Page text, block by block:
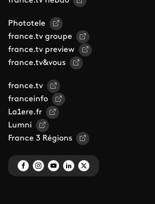
Phototele
france.tv groupe
france.tv preview
france.tv&vous
france.tv
franceinfo
La1ere.fr
Lumni
France 3 Régions